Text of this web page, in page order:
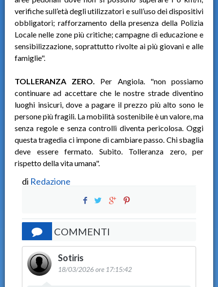
verifiche sull’età degli utilizzatori e sull’uso dei dispositivi
obbligatori; rafforzamento della presenza della Polizia
Locale nelle zone più critiche; campagne di educazione e
sensibilizzazione, soprattutto rivolte ai più giovani e alle
famiglie".
TOLLERANZA ZERO. Per Angiola. "non possiamo
continuare ad accettare che le nostre strade diventino
luoghi insicuri, dove a pagare il prezzo più alto sono le
persone più fragili. La mobilità sostenibile è un valore, ma
senza regole e senza controlli diventa pericolosa. Oggi
questa tragedia ci impone di cambiare passo. Chi sbaglia
deve essere fermato. Subito. Tolleranza zero, per
rispetto della vita umana".
di Redazione
COMMENTI
Sotiris
18/03/2026 ore 17:15:42